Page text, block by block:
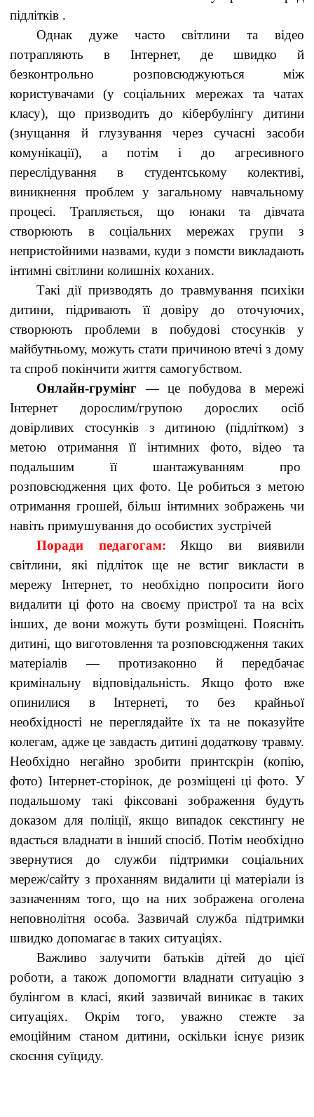
підлітків .
Однак дуже часто світлини та відео
потрапляють в Інтернет, де швидко й
безконтрольно розповсюджуються між
користувачами (у соціальних мережах та чатах
класу), що призводить до кібербулінгу дитини
(знущання й глузування через сучасні засоби
комунікації), а потім і до агресивного
переслідування в студентському колективі,
виникнення проблем у загальному навчальному
процесі. Трапляється, що юнаки та дівчата
створюють в соціальних мережах групи з
непристойними назвами, куди з помсти викладають
інтимні світлини колишніх коханих.
Такі дії призводять до травмування психіки
дитини, підривають її довіру до оточуючих,
створюють проблеми в побудові стосунків у
майбутньому, можуть стати причиною втечі з дому
та спроб покінчити життя самогубством.
Онлайн-грумінг — це побудова в мережі
Інтернет дорослим/групою дорослих осіб
довірливих стосунків з дитиною (підлітком) з
метою отримання її інтимних фото, відео та
подальшим її шантажуванням про
розповсюдження цих фото. Це робиться з метою
отримання грошей, більш інтимних зображень чи
навіть примушування до особистих зустрічей
Поради педагогам:
Якщо ви виявили
світлини, які підліток ще не встиг викласти в
мережу Інтернет, то необхідно попросити його
видалити ці фото на своєму пристрої та на всіх
інших, де вони можуть бути розміщені. Поясніть
дитині, що виготовлення та розповсюдження таких
матеріалів — протизаконно й передбачає
кримінальну відповідальність. Якщо фото вже
опинилися в Інтернеті, то без крайньої
необхідності не переглядайте їх та не показуйте
колегам, адже це завдасть дитині додаткову травму.
Необхідно негайно зробити принтскрін (копію,
фото) Інтернет-сторінок, де розміщені ці фото. У
подальшому такі фіксовані зображення будуть
доказом для поліції, якщо випадок секстингу не
вдасться владнати в інший спосіб. Потім необхідно
звернутися до служби підтримки соціальних
мереж/сайту з проханням видалити ці матеріали із
зазначенням того, що на них зображена оголена
неповнолітня особа. Зазвичай служба підтримки
швидко допомагає в таких ситуаціях.
Важливо залучити батьків дітей до цієї
роботи, а також допомогти владнати ситуацію з
булінгом в класі, який зазвичай виникає в таких
ситуаціях. Окрім того, уважно стежте за
емоційним станом дитини, оскільки існує ризик
скоєння суїциду.